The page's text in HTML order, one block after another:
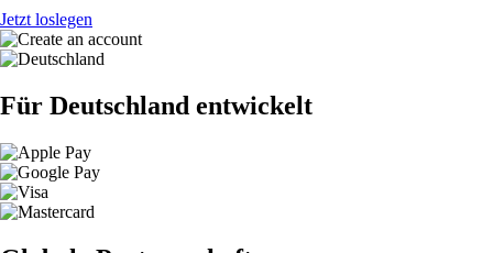
Jetzt loslegen
Für Deutschland entwickelt